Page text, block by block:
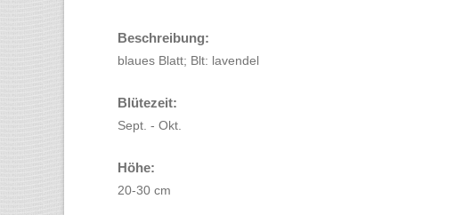
Beschreibung:
blaues Blatt; Blt: lavendel
Blütezeit:
Sept. - Okt.
Höhe:
20-30 cm